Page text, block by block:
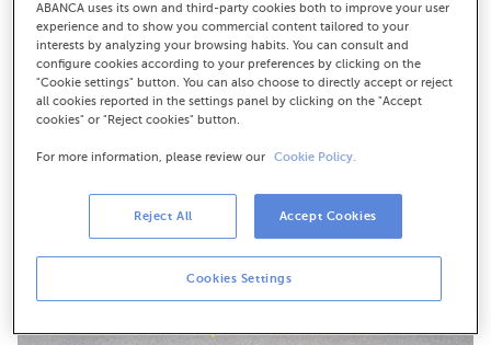
el Compromiso Colectivo de Acción Climática
ABANCA uses its own and third-party cookies both to improve your user
experience and to show you commercial content tailored to your
interests by analyzing your browsing habits. You can consult and
configure cookies according to your preferences by clicking on the
"Cookie settings" button. You can also choose to directly accept or reject
all cookies reported in the settings panel by clicking on the "Accept
cookies" or "Reject cookies" button.
For more information, please review our Cookie Policy.
Cookies Settings
Reject All Accept Cookies